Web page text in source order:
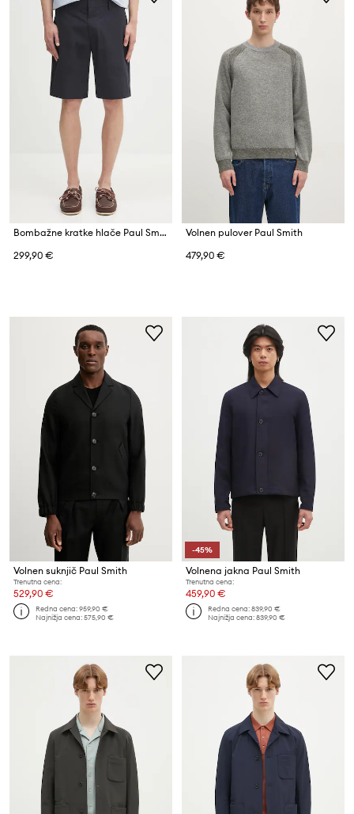
Bombažne kratke hlače Paul Smith
299,90 €
Volnen pulover Paul Smith
479,90 €
Volnen suknjič Paul Smith
Trenutna cena:
529,90 €
Redna cena:959,90 €
Najnižja cena:575,90 €
-45%
Volnena jakna Paul Smith
Trenutna cena:
459,90 €
Redna cena:839,90 €
Najnižja cena:839,90 €